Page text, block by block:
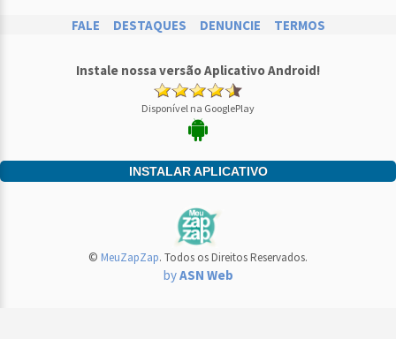
FALE DESTAQUES DENUNCIE TERMOS
Instale nossa versão Aplicativo Android!
Disponível na GooglePlay
INSTALAR APLICATIVO
© MeuZapZap. Todos os Direitos Reservados.
byASN Web